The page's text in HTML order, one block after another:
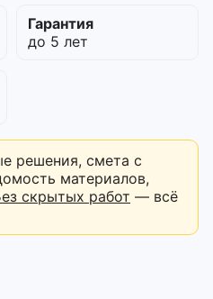
Гарантия
до 5 лет
решения, смета с
материалов,
скрытых работ — всё